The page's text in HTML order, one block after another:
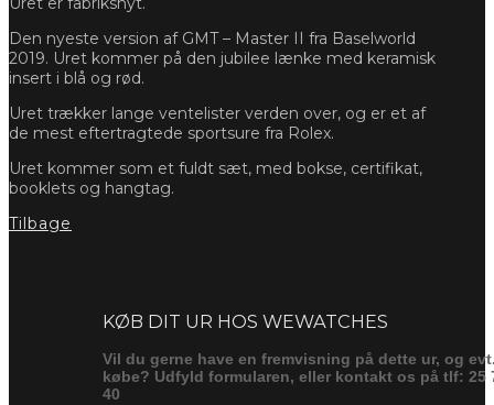
Den nyeste version af GMT – Master II fra Baselworld
2019. Uret kommer på den jubilee lænke med keramisk
insert i blå og rød.
Uret trækker lange ventelister verden over, og er et af
de mest eftertragtede sportsure fra Rolex.
Uret kommer som et fuldt sæt, med bokse, certifikat,
booklets og hangtag.
Tilbage
KØB DIT UR HOS WEWATCHES
Vil du gerne have en fremvisning på dette ur, og
købe? Udfyld formularen, eller kontakt os på tlf: 25
40